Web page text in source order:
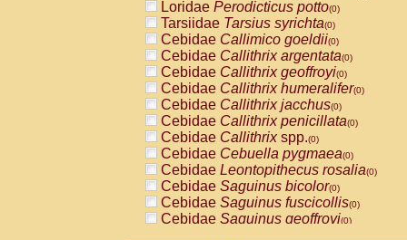
Loridae Perodicticus potto(0)
Tarsiidae Tarsius syrichta(0)
Cebidae Callimico goeldii(0)
Cebidae Callithrix argentata(0)
Cebidae Callithrix geoffroyi(0)
Cebidae Callithrix humeralifer(0)
Cebidae Callithrix jacchus(0)
Cebidae Callithrix penicillata(0)
Cebidae Callithrixspp.(0)
Cebidae Cebuella pygmaea(0)
Cebidae Leontopithecus rosalia(0)
Cebidae Saguinus bicolor(0)
Cebidae Saguinus fuscicollis(0)
Cebidae Saguinus geoffroyi(0)